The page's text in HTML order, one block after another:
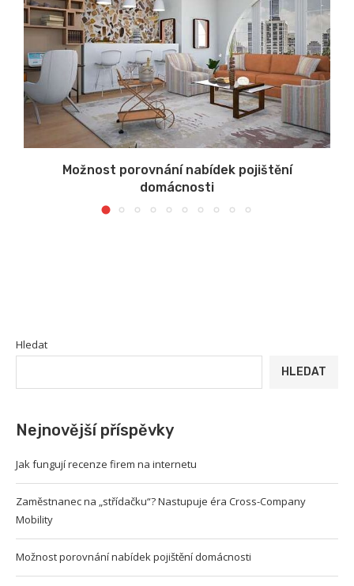
Možnost porovnání nabídek pojištění
domácnosti
Hledat
HLEDAT
Nejnovější příspěvky
Jak fungují recenze firem na internetu
Zaměstnanec na „střídačku“? Nastupuje éra Cross-Company
Mobility
Možnost porovnání nabídek pojištění domácnosti